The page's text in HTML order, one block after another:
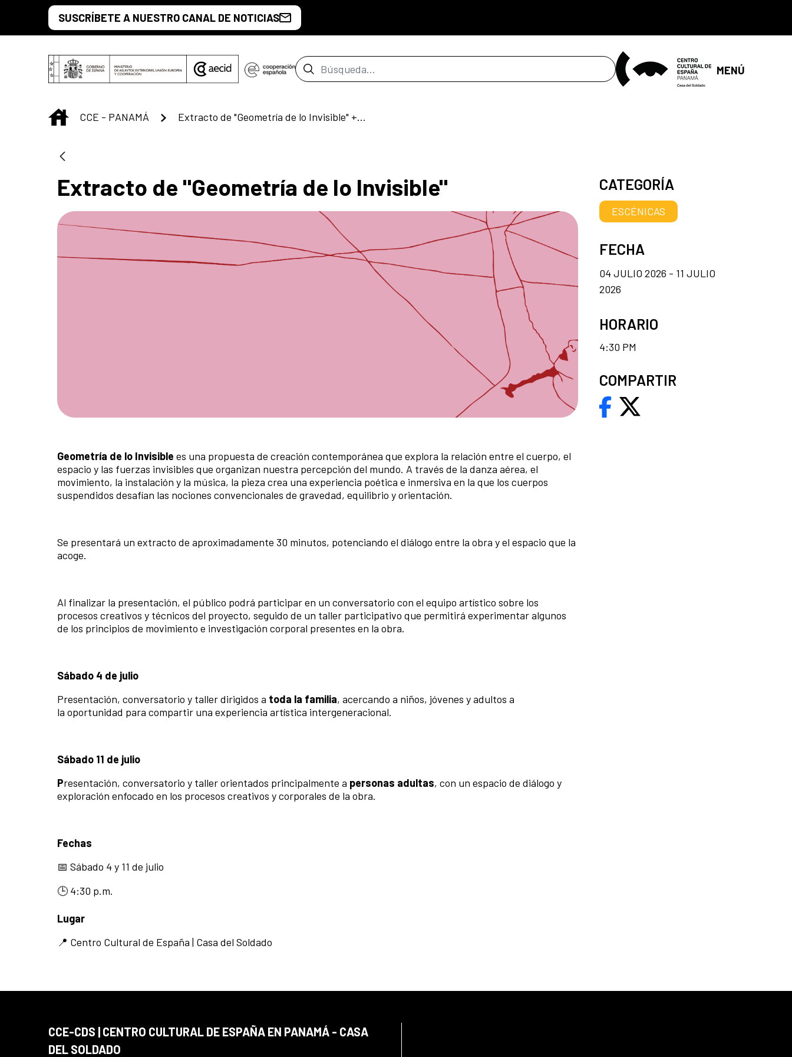
Saltar al contenido principal
SUSCRÍBETE A NUESTRO CANAL DE NOTICIAS
Barra de búsqueda MENÚ
INICIO
CCE - PANAMÁ Extracto de "Geometría de lo Invisible" + Conversatorio y Taller
Extracto de "Geometría de lo Invisible"
Geometría de lo Invisible es una propuesta de creación contemporánea que explora la relación entre el cuerpo, el
espacio y las fuerzas invisibles que organizan nuestra percepción del mundo. A través de la danza aérea, el
movimiento, la instalación y la música, la pieza crea una experiencia poética e inmersiva en la que los cuerpos
suspendidos desafían las nociones convencionales de gravedad, equilibrio y orientación.
Se presentará un extracto de aproximadamente 30 minutos, potenciando el diálogo entre la obra y el espacio que la
acoge.
Al finalizar la presentación, el público podrá participar en un conversatorio con el equipo artístico sobre los
procesos creativos y técnicos del proyecto, seguido de un taller participativo que permitirá experimentar algunos
de los principios de movimiento e investigación corporal presentes en la obra.
Sábado 4 de julio
Presentación, conversatorio y taller dirigidos a toda la familia, acercando a niños, jóvenes y adultos a
la oportunidad para compartir una experiencia artística intergeneracional.
Sábado 11 de julio
Presentación, conversatorio y taller orientados principalmente a personas adultas, con un espacio de diálogo y
exploración enfocado en los procesos creativos y corporales de la obra.
Fechas
📅 Sábado 4 y 11 de julio
🕒 4:30 p.m.
Lugar
📍 Centro Cultural de España | Casa del Soldado
CATEGORÍA
ESCÉNICAS
FECHA
04 JULIO 2026 - 11 JULIO
2026
HORARIO
4:30 PM
COMPARTIR
CCE-CDS | CENTRO CULTURAL DE ESPAÑA EN PANAMÁ - CASA
DEL SOLDADO